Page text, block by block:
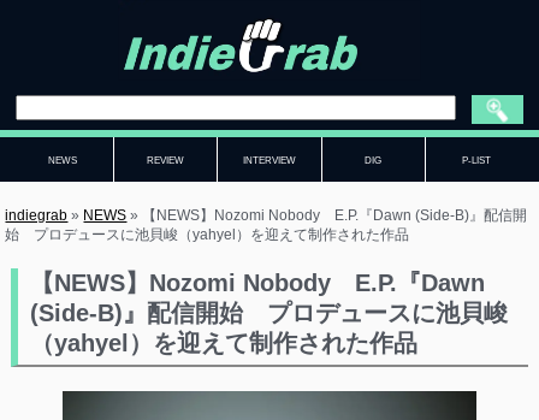
NEWS REVIEW INTERVIEW DIG P-LIST
indiegrab » NEWS »
【NEWS】Nozomi Nobody E.P.『Dawn (Side-B)』配信開
始 プロデュースに池貝峻（yahyel）を迎えて制作された作品
【NEWS】Nozomi Nobody E.P.『Dawn
(Side-B)』配信開始 プロデュースに池貝峻
（yahyel）を迎えて制作された作品